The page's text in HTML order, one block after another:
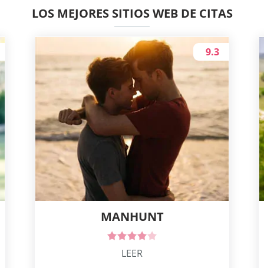
LOS MEJORES SITIOS WEB DE CITAS
MANHUNT
9.3
LEER